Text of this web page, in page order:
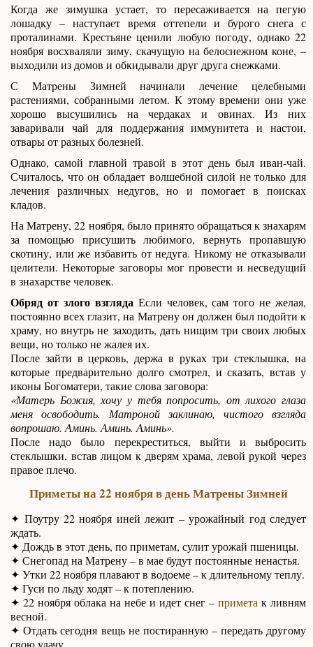
Когда же зимушка устает, то пересаживается на пегую
лошадку – наступает время оттепели и бурого снега с
проталинами. Крестьяне ценили любую погоду, однако 22
ноября восхваляли зиму, скачущую на белоснежном коне, –
выходили из домов и обкидывали друг друга снежками.
С Матрены Зимней начинали лечение целебными
растениями, собранными летом. К этому времени они уже
хорошо высушились на чердаках и овинах. Из них
заваривали чай для поддержания иммунитета и настои,
отвары от разных болезней.
Однако, самой главной травой в этот день был иван-чай.
Считалось, что он обладает волшебной силой не только для
лечения различных недугов, но и помогает в поисках
кладов.
На Матрену, 22 ноября, было принято обращаться к знахарям
за помощью присушить любимого, вернуть пропавшую
скотину, или же избавить от недуга. Никому не отказывали
целители. Некоторые заговоры мог провести и несведущий
в знахарстве человек.
Обряд от злого взгляда Если человек, сам того не желая,
постоянно всех глазит, на Матрену он должен был подойти к
храму, но внутрь не заходить, дать нищим три своих любых
вещи, но только не жалея их.
После зайти в церковь, держа в руках три стеклышка, на
которые предварительно долго смотрел, и сказать, встав у
иконы Богоматери, такие слова заговора:
«Матерь Божия, хочу у тебя попросить, от лихого глаза
меня освободить. Матроной заклинаю, чистого взгляда
вопрошаю. Аминь. Аминь. Аминь».
После надо было перекреститься, выйти и выбросить
стеклышки, встав лицом к дверям храма, левой рукой через
правое плечо.
Приметы на 22 ноября в день Матрены Зимней
✦ Поутру 22 ноября иней лежит – урожайный год следует
ждать.
✦ Дождь в этот день, по приметам, сулит урожай пшеницы.
✦ Снегопад на Матрену – в мае будут постоянные ненастья.
✦ Утки 22 ноября плавают в водоеме – к длительному теплу.
✦ Гуси по льду ходят – к потеплению.
✦ 22 ноября облака на небе и идет снег – примета к ливням
весной.
✦ Отдать сегодня вещь не постиранную – передать другому
свою удачу.